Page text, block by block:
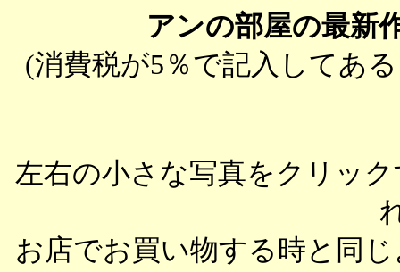
アンの部屋の最新
(消費税が5％で記入してあ
左右の小さな写真をクリッ
お店でお買い物する時と同